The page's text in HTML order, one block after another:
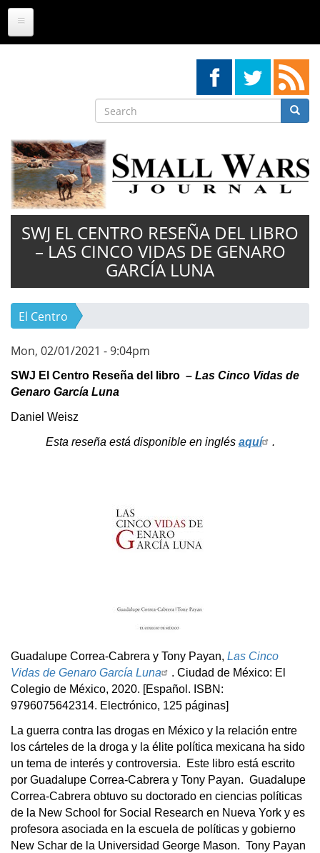
Skip
main
Search
Search
SWJ EL CENTRO RESEÑA DEL LIBRO
– LAS CINCO VIDAS DE GENARO
GARCÍA LUNA
El Centro
Mon, 02/01/2021 - 9:04pm
SWJ El Centro Reseña del libro – Las Cinco Vidas de
Genaro García Luna
Daniel Weisz
Esta reseña está disponible en inglés aquí .
Guadalupe Correa-Cabrera y Tony Payan, Las Cinco
Vidas de Genaro García Luna
. Ciudad de México: El
Colegio de México, 2020. [Español. ISBN:
9796075642314. Electrónico, 125 páginas]
La guerra contra las drogas en México y la relación entre
los cárteles de la droga y la élite política mexicana ha sido
un tema de interés y controversia. Este libro está escrito
por Guadalupe Correa-Cabrera y Tony Payan. Guadalupe
Correa-Cabrera obtuvo su doctorado en ciencias políticas
de la New School for Social Research en Nueva York y es
profesora asociada en la escuela de políticas y gobierno
New Schar de la Universidad George Mason. Tony Payan